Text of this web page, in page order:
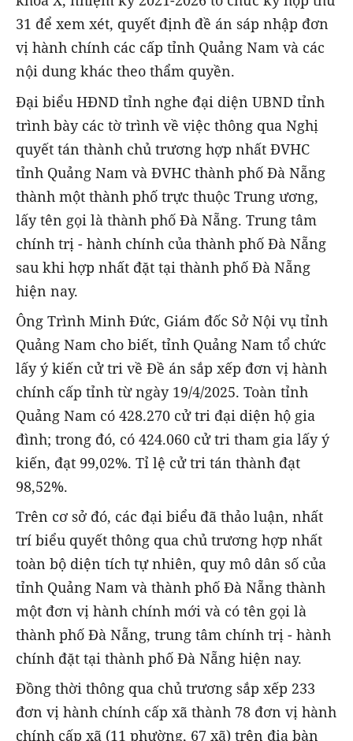
31 để xem xét, quyết định đề án sáp nhập đơn
vị hành chính các cấp tỉnh Quảng Nam và các
nội dung khác theo thẩm quyền.
Đại biểu HĐND tỉnh nghe đại diện UBND tỉnh
trình bày các tờ trình về việc thông qua Nghị
quyết tán thành chủ trương hợp nhất ĐVHC
tỉnh Quảng Nam và ĐVHC thành phố Đà Nẵng
thành một thành phố trực thuộc Trung ương,
lấy tên gọi là thành phố Đà Nẵng. Trung tâm
chính trị - hành chính của thành phố Đà Nẵng
sau khi hợp nhất đặt tại thành phố Đà Nẵng
hiện nay.
Ông Trình Minh Đức, Giám đốc Sở Nội vụ tỉnh
Quảng Nam cho biết, tỉnh Quảng Nam tổ chức
lấy ý kiến cử tri về Đề án sắp xếp đơn vị hành
chính cấp tỉnh từ ngày 19/4/2025. Toàn tỉnh
Quảng Nam có 428.270 cử tri đại diện hộ gia
đình; trong đó, có 424.060 cử tri tham gia lấy ý
kiến, đạt 99,02%. Tỉ lệ cử tri tán thành đạt
98,52%.
Trên cơ sở đó, các đại biểu đã thảo luận, nhất
trí biểu quyết thông qua chủ trương hợp nhất
toàn bộ diện tích tự nhiên, quy mô dân số của
tỉnh Quảng Nam và thành phố Đà Nẵng thành
một đơn vị hành chính mới và có tên gọi là
thành phố Đà Nẵng, trung tâm chính trị - hành
chính đặt tại thành phố Đà Nẵng hiện nay.
Đồng thời thông qua chủ trương sắp xếp 233
đơn vị hành chính cấp xã thành 78 đơn vị hành
chính cấp xã (11 phường, 67 xã) trên địa bàn